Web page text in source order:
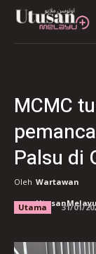
MCMC
Palsu di
Oleh Wartawan
Utama 31/01/